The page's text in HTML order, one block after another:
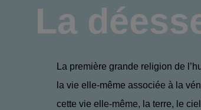
La
La première grande religion de
la vie elle-même associée à la
cette vie elle-même, la terre, le